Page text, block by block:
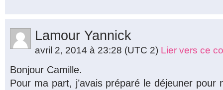
Lamour Yannick
avril 2, 2014 à 23:28 (UTC 2) Lier vers ce
Bonjour Camille.
Pour ma part, j’avais préparé le déjeuner